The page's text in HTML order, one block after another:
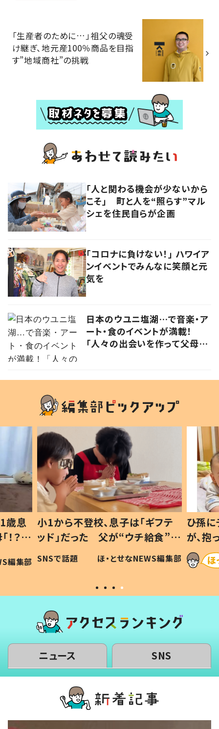
「生産者のために…」祖父の魂受
け継ぎ、地元産100％商品を目指
す”地域商社”の挑戦
「人と関わる機会が少ないから
こそ」 町と人を“照らす”マル
シェを住民自らが企画
「コロナに負けない！」 ハワイア
ンイベントでみんなに笑顔と元
気を
日本のウユニ塩湖…で音楽・ア
ート・食のイベントが満載！
「人々の出会いを作って父母ヶ
歳息
？」
編集部
小1から不登校、息子は「ギフテ
ッド」だった 父が“ウチ給食”を
作り続ける理由とは #令和の親
#令和の子
SNSで話題 ほ・とせなNEWS編集部
ひ孫
が、
「涙が
い」
ニュース SNS